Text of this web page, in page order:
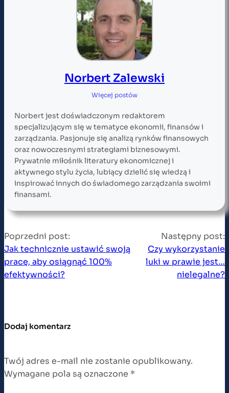
Norbert Zalewski
Więcej postów
Norbert jest doświadczonym redaktorem
specjalizującym się w tematyce ekonomii, finansów i
zarządzania. Pasjonuje się analizą rynków finansowych
oraz nowoczesnymi strategiami biznesowymi.
Prywatnie miłośnik literatury ekonomicznej i
aktywnego stylu życia, lubiący dzielić się wiedzą i
inspirować innych do świadomego zarządzania swoimi
finansami.
Poprzedni post:
Jak technicznie ustawić swoją
pracę, aby osiągnąć 100%
efektywności?
Następny post:
Czy wykorzystanie
luki w prawie jest…
nielegalne?
Dodaj komentarz
Twój adres e-mail nie zostanie opublikowany.
Wymagane pola są oznaczone *